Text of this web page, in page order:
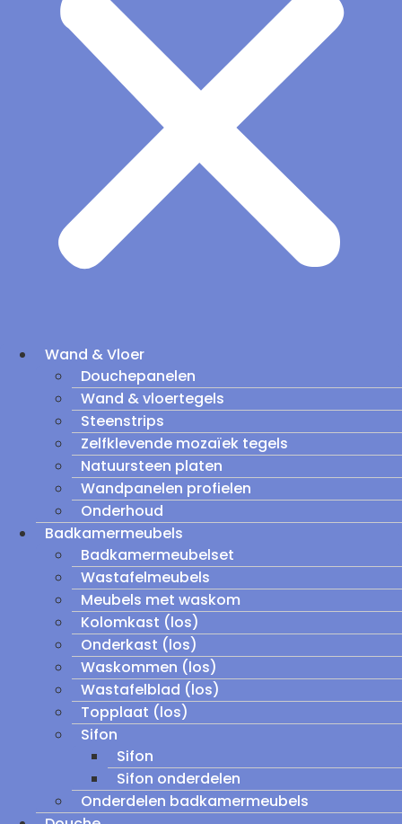
Wand & Vloer
Douchepanelen
Wand & vloertegels
Steenstrips
Zelfklevende mozaïek tegels
Natuursteen platen
Wandpanelen profielen
Onderhoud
Badkamermeubels
Badkamermeubelset
Wastafelmeubels
Meubels met waskom
Kolomkast (los)
Onderkast (los)
Waskommen (los)
Wastafelblad (los)
Topplaat (los)
Sifon
Sifon
Sifon onderdelen
Onderdelen badkamermeubels